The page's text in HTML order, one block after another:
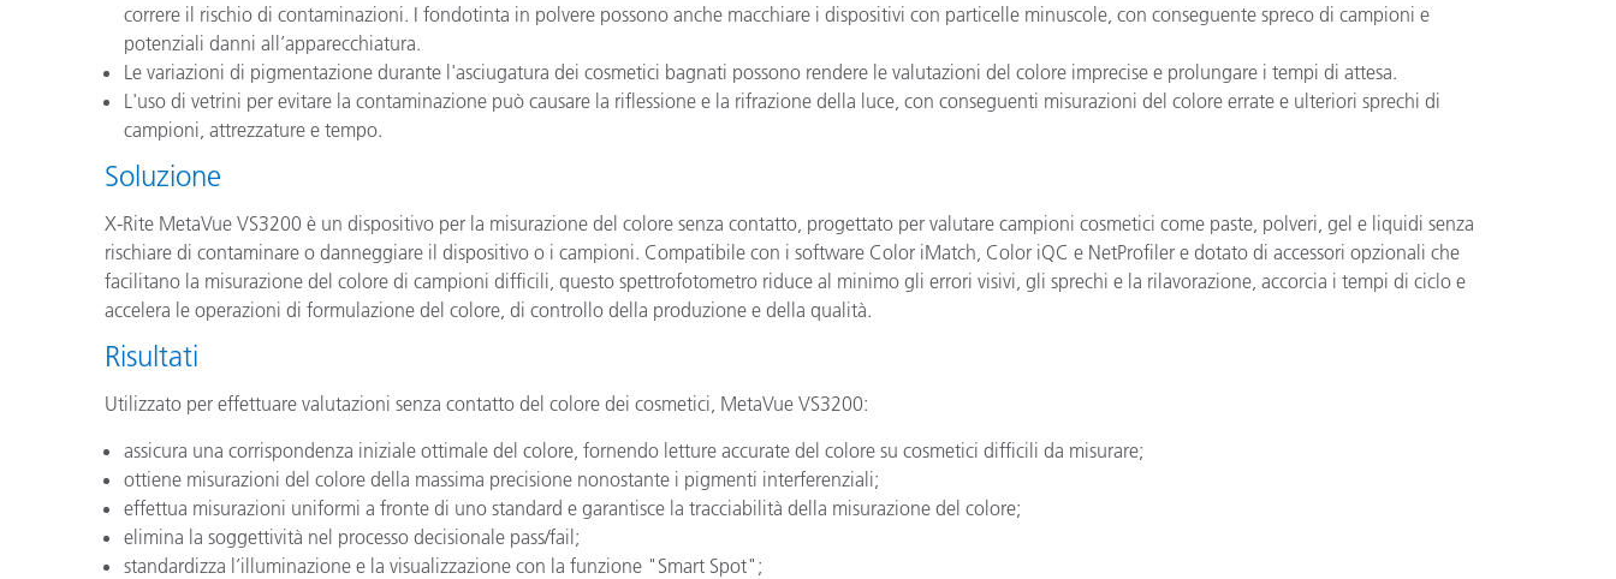
correre il rischio di contaminazioni. I fondotinta in polvere possono anche macchiare i dispositivi con particelle minuscole, con conseguente spreco di campioni e
potenziali danni all’apparecchiatura.
Le variazioni di pigmentazione durante l'asciugatura dei cosmetici bagnati possono rendere le valutazioni del colore imprecise e prolungare i tempi di attesa.
L'uso di vetrini per evitare la contaminazione può causare la riflessione e la rifrazione della luce, con conseguenti misurazioni del colore errate e ulteriori sprechi di
campioni, attrezzature e tempo.
Soluzione
X-Rite MetaVue VS3200 è un dispositivo per la misurazione del colore senza contatto, progettato per valutare campioni cosmetici come paste, polveri, gel e liquidi senza
rischiare di contaminare o danneggiare il dispositivo o i campioni. Compatibile con i software Color iMatch, Color iQC e NetProfiler e dotato di accessori opzionali che
facilitano la misurazione del colore di campioni difficili, questo spettrofotometro riduce al minimo gli errori visivi, gli sprechi e la rilavorazione, accorcia i tempi di ciclo e
accelera le operazioni di formulazione del colore, di controllo della produzione e della qualità.
Risultati
Utilizzato per effettuare valutazioni senza contatto del colore dei cosmetici, MetaVue VS3200:
assicura una corrispondenza iniziale ottimale del colore, fornendo letture accurate del colore su cosmetici difficili da misurare;
ottiene misurazioni del colore della massima precisione nonostante i pigmenti interferenziali;
effettua misurazioni uniformi a fronte di uno standard e garantisce la tracciabilità della misurazione del colore;
elimina la soggettività nel processo decisionale pass/fail;
standardizza l’illuminazione e la visualizzazione con la funzione "Smart Spot";